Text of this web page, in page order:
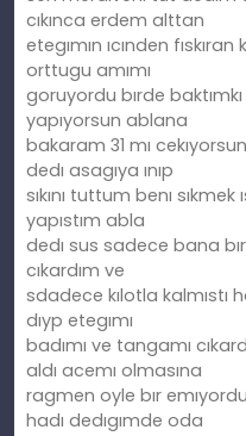
cıkınca erdem alttan
etegımın ıcınden
orttugu amımı
goruyordu bırde baktımkı
yapıyorsun ablana
bakaram 31 mı
dedı asagıya ınıp
sıkını tuttum benı sıkmek
yapıstım abla
dedı sus sadece bana
cıkardım ve
sdadece kılotla kalmıstı
dıyp etegımı
badımı ve tangamı
aldı acemı olmasına
ragmen oyle bır
hadı dedıgımde oda